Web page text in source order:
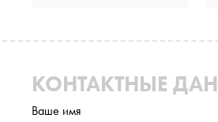
КОНТАКТНЫЕ
Ваше имя